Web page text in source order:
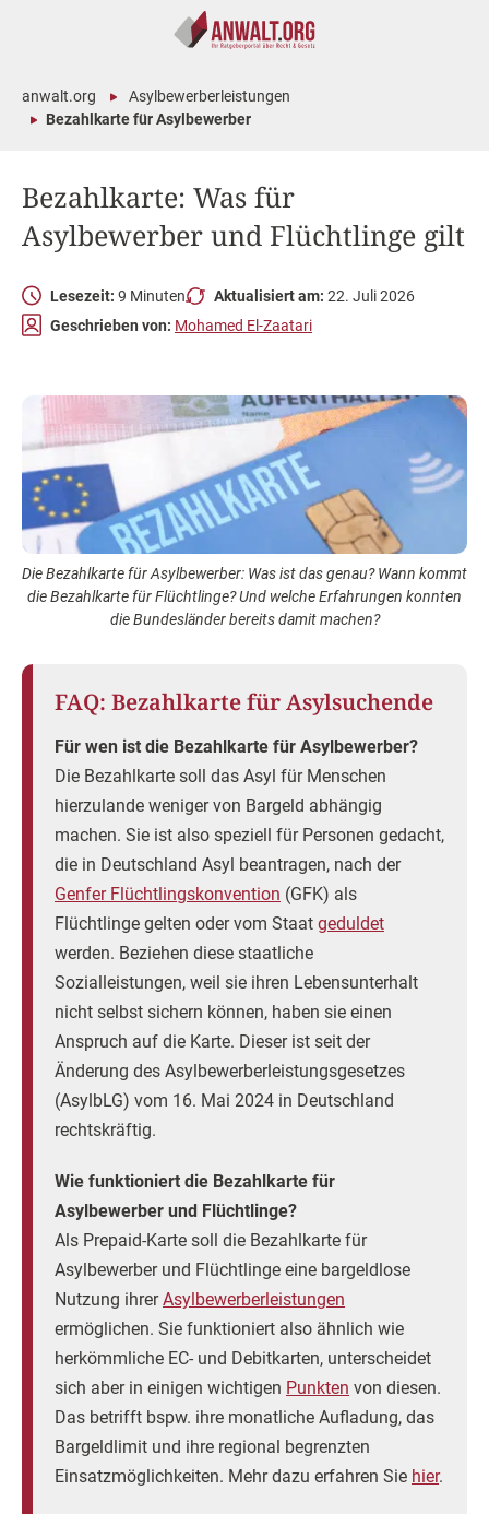
Bezahlkarte: Was für
Asylbewerber und Flüchtlinge gilt
anwalt.org
Asylbewerberleistungen
Bezahlkarte für Asylbewerber
Lesezeit: 9 Minuten Aktualisiert am: 22. Juli 2026
Geschrieben von: Mohamed El-Zaatari
Die Bezahlkarte für Asylbewerber: Was ist das genau? Wann kommt
die Bezahlkarte für Flüchtlinge? Und welche Erfahrungen konnten
die Bundesländer bereits damit machen?
FAQ: Bezahlkarte für Asylsuchende
Für wen ist die Bezahlkarte für Asylbewerber?
Die Bezahlkarte soll das Asyl für Menschen
hierzulande weniger von Bargeld abhängig
machen. Sie ist also speziell für Personen gedacht,
die in Deutschland Asyl beantragen, nach der
Genfer Flüchtlingskonvention (GFK) als
Flüchtlinge gelten oder vom Staat geduldet
werden. Beziehen diese staatliche
Sozialleistungen, weil sie ihren Lebensunterhalt
nicht selbst sichern können, haben sie einen
Anspruch auf die Karte. Dieser ist seit der
Änderung des Asylbewerberleistungsgesetzes
(AsylbLG) vom 16. Mai 2024 in Deutschland
rechtskräftig.
Wie funktioniert die Bezahlkarte für
Asylbewerber und Flüchtlinge?
Als Prepaid-Karte soll die Bezahlkarte für
Asylbewerber und Flüchtlinge eine bargeldlose
Nutzung ihrerAsylbewerberleistungen
ermöglichen. Sie funktioniert also ähnlich wie
herkömmliche EC- und Debitkarten, unterscheidet
sich aber in einigen wichtigen Punkten von diesen.
Das betrifft bspw. ihre monatliche Aufladung, das
Bargeldlimit und ihre regional begrenzten
Einsatzmöglichkeiten. Mehr dazu erfahren Sie hier.